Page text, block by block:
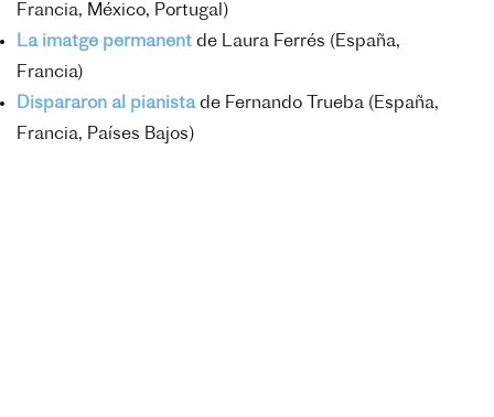
Francia, México, Portugal)
La imatge permanent de Laura Ferrés (España,
Francia)
Dispararon al pianistade Fernando Trueba (España,
Francia, Países Bajos)